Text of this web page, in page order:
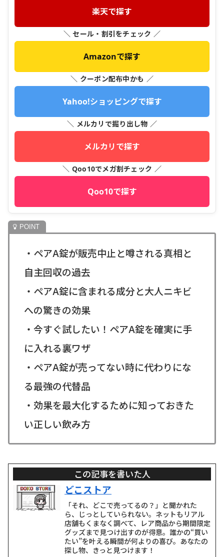
楽天で探す
＼ セール・割引をチェック ／
Amazonで探す
＼ クーポン配布中かも ／
Yahoo!ショッピングで探す
＼ メルカリで掘り出し物 ／
メルカリで探す
＼ Qoo10でメガ割チェック ／
Qoo10で探す
・ペアA錠が販売中止と噂される真相と
自主回収の過去
・ペアA錠に含まれる成分と大人ニキビ
への驚きの効果
・今すぐ試したい！ペアA錠を確実に手
に入れる裏ワザ
・ペアA錠が売ってない時に代わりにな
る最強の代替品
・効果を最大化するために知っておきた
い正しい飲み方
この記事を書いた人
どこストア
「それ、どこで売ってるの？」と聞かれた
ら、じっとしていられない。ネットもリアル
店舗もくまなく調べて、レア商品から期間限定
グッズまで見つけ出すのが得意。誰かの“買い
たい”を叶える瞬間が何よりの喜び。あなたの
探し物、きっと見つけます！